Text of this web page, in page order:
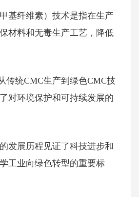
基纤维素）技术是指在生产
材料和无毒生产工艺，降低
传统CMC生产到绿色CMC技
对环境保护和可持续发展的
发展历程见证了科技进步和
工业向绿色转型的重要标